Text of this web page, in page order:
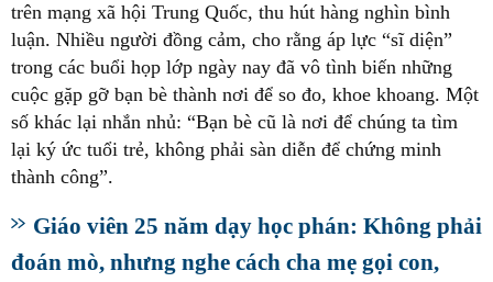
trên mạng xã hội Trung Quốc, thu hút hàng nghìn bình
luận. Nhiều người đồng cảm, cho rằng áp lực “sĩ diện”
trong các buổi họp lớp ngày nay đã vô tình biến những
cuộc gặp gỡ bạn bè thành nơi để so đo, khoe khoang. Một
số khác lại nhắn nhủ: “Bạn bè cũ là nơi để chúng ta tìm
lại ký ức tuổi trẻ, không phải sàn diễn để chứng minh
thành công”.
Giáo viên 25 năm dạy học phán: Không phải
đoán mò, nhưng nghe cách cha mẹ gọi con,